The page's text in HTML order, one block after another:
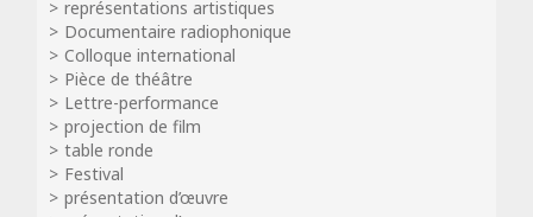
représentations artistiques
Documentaire radiophonique
Colloque international
Pièce de théâtre
Lettre-performance
projection de film
table ronde
Festival
présentation d’œuvre